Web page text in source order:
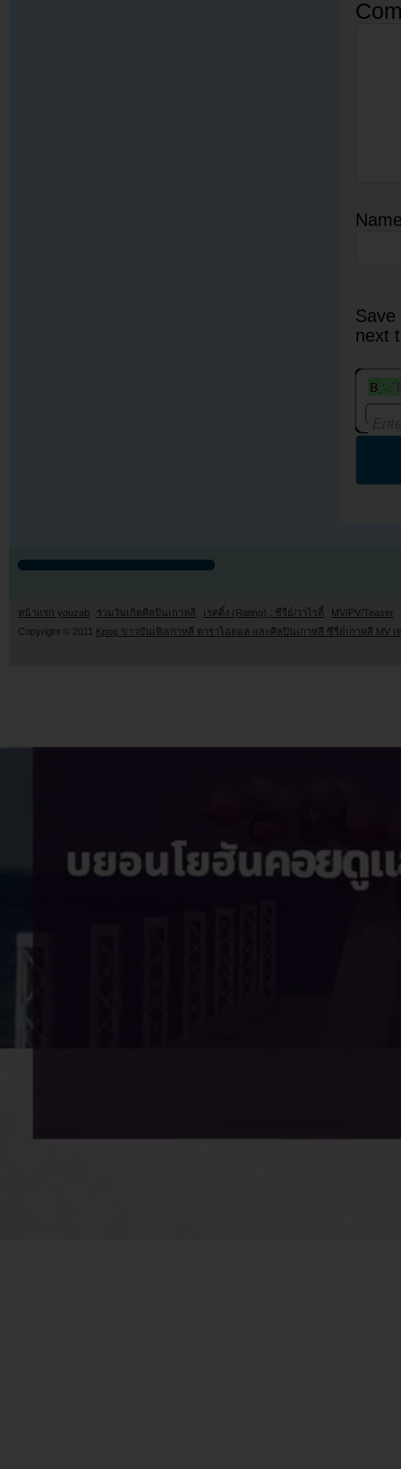
next
หน้าแรก youzab รวมวันเกิดศิลปินเกาหลี เรตติ้ง (Rating) : ซีรี่ย์/วาไรตี้
MV/PV/Teaser
Copyright © 2011 Kpop ข่าวบันเทิงเกาหลี ดาราไอดอล และศิลปินเกาหลี ซีรี่ย์เกาหลี MV